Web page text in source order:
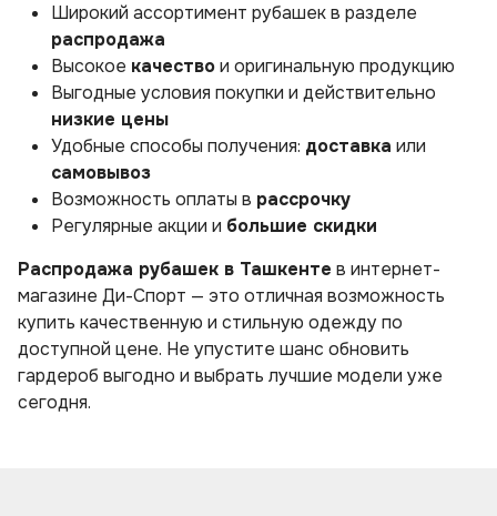
Широкий ассортимент рубашек в разделе
распродажа
Высокое качествои оригинальную продукцию
Выгодные условия покупки и действительно
низкие цены
Удобные способы получения: доставка или
самовывоз
Возможность оплаты в рассрочку
Регулярные акции и большие скидки
Распродажа рубашек в Ташкенте в интернет-
магазине Ди-Спорт — это отличная возможность
купить качественную и стильную одежду по
доступной цене. Не упустите шанс обновить
гардероб выгодно и выбрать лучшие модели уже
сегодня.